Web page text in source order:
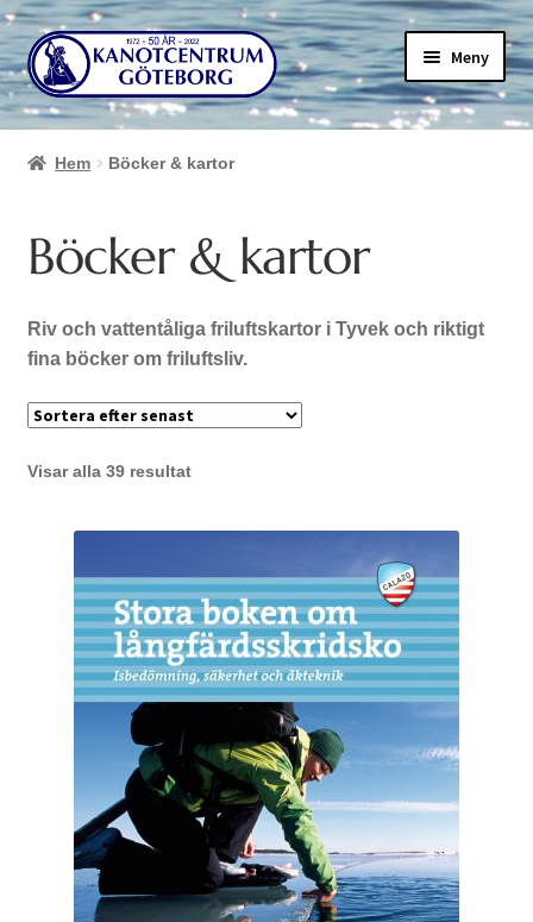
Hoppa
till
navigering
Hoppa
till
innehåll
Meny
Hem Böcker & kartor
Böcker & kartor
Riv och vattentåliga friluftskartor i Tyvek och riktigt
fina böcker om friluftsliv.
Visar alla 39 resultatSortera
senaste